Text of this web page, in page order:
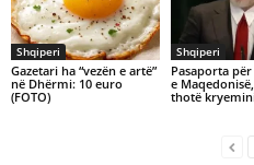
Shqiperi
Gazetari ha “vezën e artë”
në Dhërmi: 10 euro
(FOTO)
Shqiperi
Pasaporta
e
thotë